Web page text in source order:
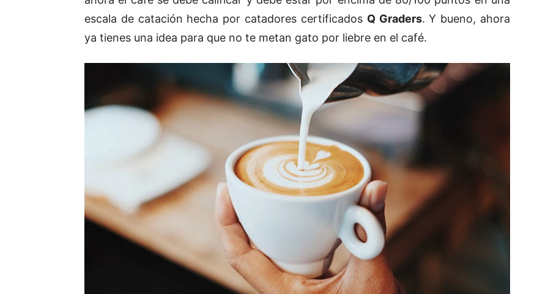
escala de catación hecha por catadores certificados Q Graders. Y bueno, ahora
ya tienes una idea para que no te metan gato por liebre en el café.